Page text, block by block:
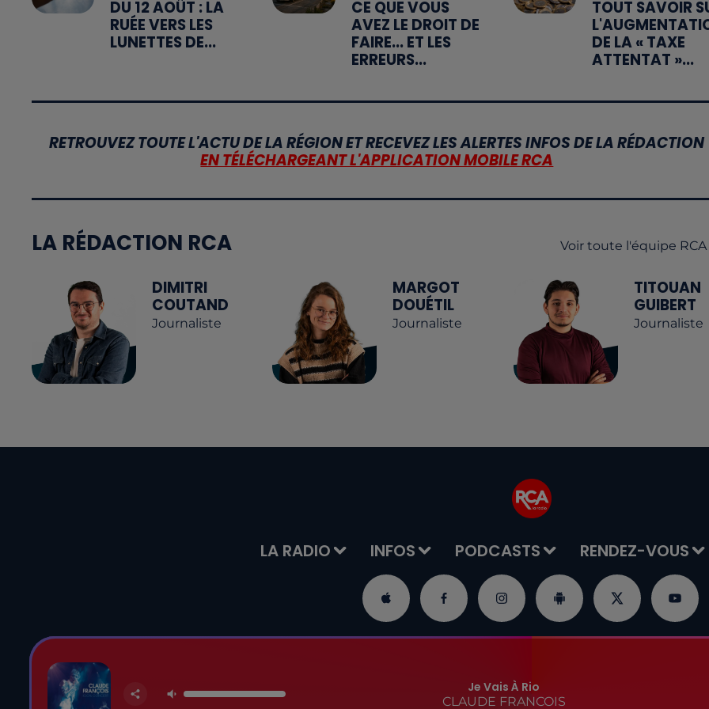
DU 12 AOÛT : LA
RUÉE VERS LES
LUNETTES DE...
CE QUE VOUS
AVEZ LE DROIT DE
FAIRE... ET LES
ERREURS...
TOUT SAVOIR
DE LA « TAXE
ATTENTAT »...
RETROUVEZ TOUTE L'ACTU DE LA RÉGION ET RECEVEZ LES ALERTES INFOS DE LA RÉDACTION
EN TÉLÉCHARGEANT L'APPLICATION MOBILE RCA
LA RÉDACTION RCA Voir toute l'équipe RCA
DIMITRI
COUTAND
Journaliste
MARGOT
DOUÉTIL
Journaliste
TITOUAN
GUIBERT
Journaliste
LA RADIO INFOS PODCASTS RENDEZ-VOUS
Je Vais À Rio
CLAUDE FRANCOIS